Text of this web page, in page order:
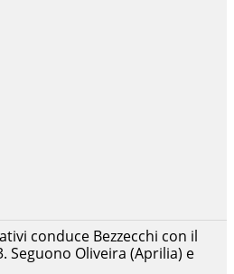
conduce Bezzecchi con il
Seguono Oliveira (Aprilia) e